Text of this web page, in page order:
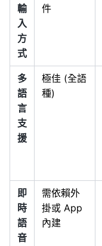
輸
入
方
式
件
多
語
言
支
援
極佳 (全語
種)
即
時
語
音
需依賴外
掛或 App
內建